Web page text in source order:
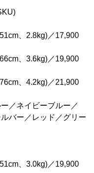
、2.8kg)／17,900
3.6kg)／19,900
4.2kg)／21,900
ネイビーブルー／
レッド／グリー
、3.0kg)／19,900